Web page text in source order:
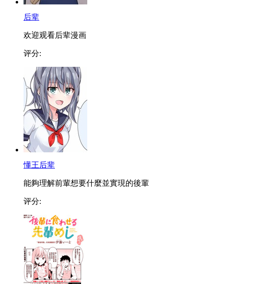
后辈
欢迎观看后辈漫画
评分:
懂王后辈
能夠理解前輩想要什麼並實現的後輩
评分: